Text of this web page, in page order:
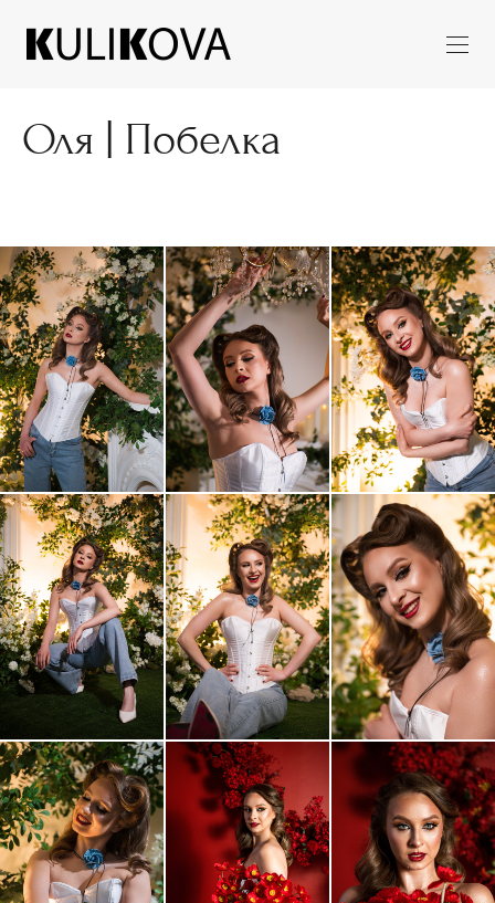
Оля | Побелка